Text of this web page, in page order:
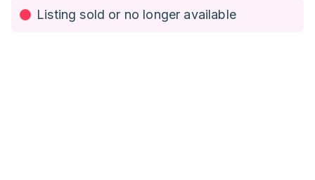
Listing sold or no longer available